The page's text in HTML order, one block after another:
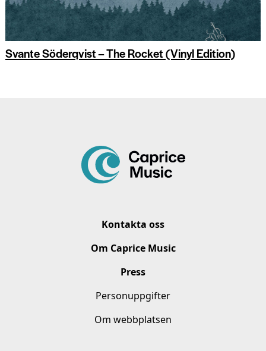
Svante Söderqvist – The Rocket (Vinyl Edition)
Kontakta oss
Om Caprice Music
Press
Personuppgifter
Om webbplatsen